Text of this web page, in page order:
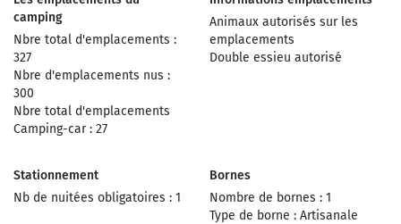
camping
Nbre total d'emplacements :
327
Nbre d'emplacements nus :
300
Nbre total d'emplacements
Camping-car : 27
Animaux autorisés sur les
emplacements
Double essieu autorisé
Stationnement
Nb de nuitées obligatoires : 1
Bornes
Nombre de bornes : 1
Type de borne : Artisanale